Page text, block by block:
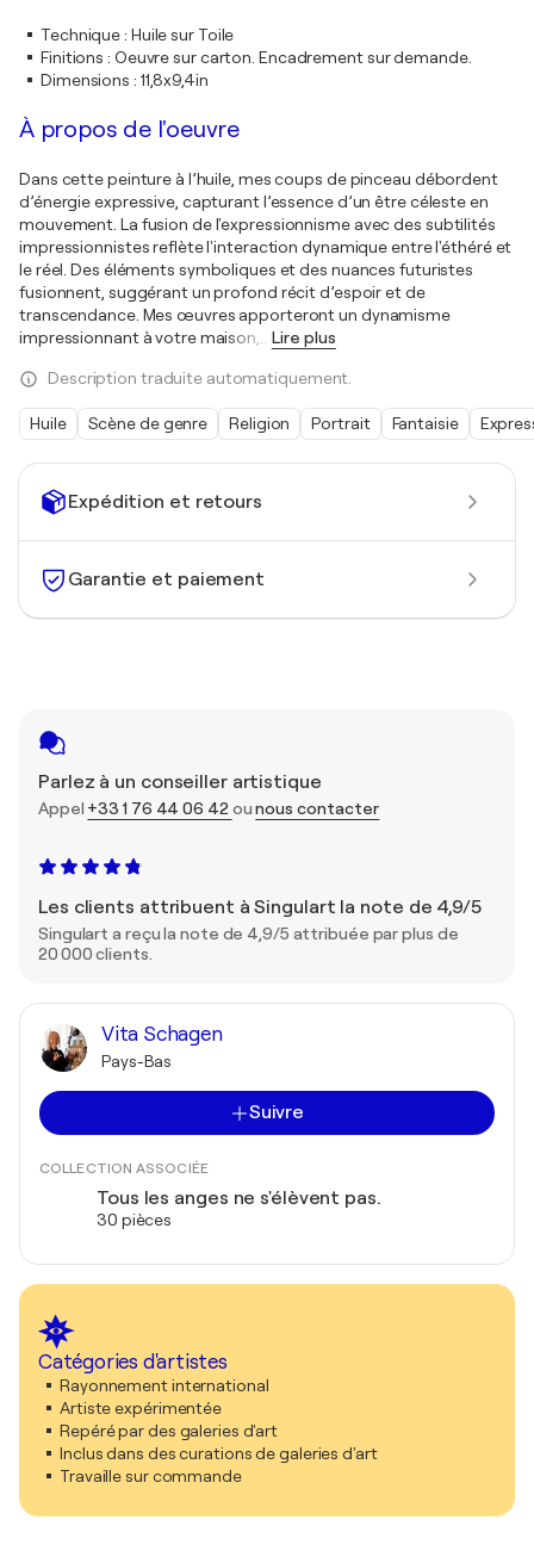
Expédition et retours
Garantie et paiement
Parlez à un conseiller artistique
Appel +33 1 76 44 06 42 ounous contacter
Les clients attribuent à Singulart la note de 4,9/5
Singulart a reçu la note de 4,9/5 attribuée par plus de
20 000 clients.
Vita Schagen
Pays-Bas
Suivre
COLLECTION ASSOCIÉE
Tous les anges ne s'élèvent pas.
30 pièces
Catégories d'artistes
Rayonnement international
Artiste expérimentée
Repéré par des galeries d'art
Inclus dans des curations de galeries d'art
Travaille sur commande
Technique: Huile sur Toile
Finitions : Oeuvre sur carton. Encadrement sur demande.
Dimensions : 11,8x9,4in
À propos de l'oeuvre
Dans cette peinture à l’huile, mes coups de pinceau débordent
d’énergie expressive, capturant l’essence d’un être céleste en
mouvement. La fusion de l'expressionnisme avec des subtilités
impressionnistes reflète l'interaction dynamique entre l'éthéré et
le réel. Des éléments symboliques et des nuances futuristes
fusionnent, suggérant un profond récit d’espoir et de
transcendance. Mes œuvres apporteront un dynamisme
impressionnant à votre maison,
Lire plus
Description traduite automatiquement.
Huile Scène de genre Religion Portrait Fantaisie